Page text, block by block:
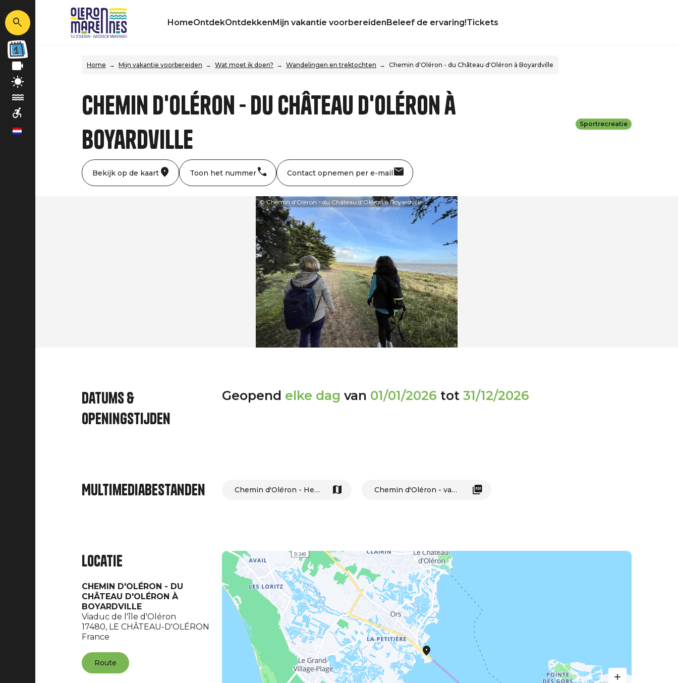
nl
HomeOntdekOntdekkenMijn vakantie voorbereidenBeleef de ervaring!Tickets
Home Mijn vakantie voorbereiden Wat moet ik doen? Wandelingen en trektochten Chemin d'Oléron - du Château d'Oléron à Boyardville
Chemin d'Oléron - du Château d'Oléron à
Boyardville
Sportrecreatie
Bekijk op de kaart Toon het nummer Contact opnemen per e-mail
© Chemin d'Oléron - du Château d'Oléron à Boyardville
Datums &
openingstijden
Geopend elke dag van 01/01/2026 tot 31/12/2026
Multimediabestanden Chemin d'Oléron - Het kasteel van Oléron in Boyardville Chemin d'Oléron - van Château d'Oléron naar Boyardville
Locatie
CHEMIN D'OLÉRON - DU
CHÂTEAU D'OLÉRON À
BOYARDVILLE
Viaduc de l'île d'Oléron
17480, LE CHÂTEAU-D'OLÉRON
France
Route